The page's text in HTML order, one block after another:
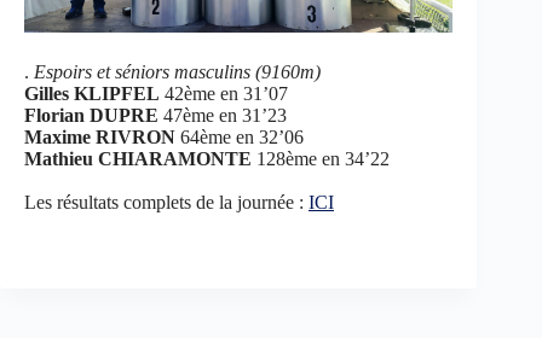
. Espoirs et séniors masculins (9160m)
Gilles KLIPFEL 42ème en 31’07
Florian DUPRE 47ème en 31’23
Maxime RIVRON 64ème en 32’06
Mathieu CHIARAMONTE 128ème en 34’22
Les résultats complets de la journée : ICI